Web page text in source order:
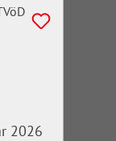
2026